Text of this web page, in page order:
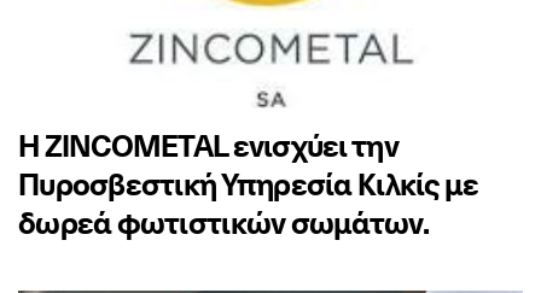
Η ZINCOMETAL ενισχύει την
Πυροσβεστική Υπηρεσία Κιλκίς με
δωρεά φωτιστικών σωμάτων.